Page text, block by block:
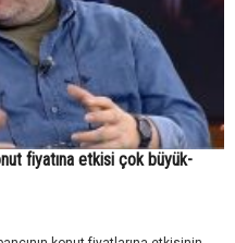
fiyatına etkisi çok büyük-